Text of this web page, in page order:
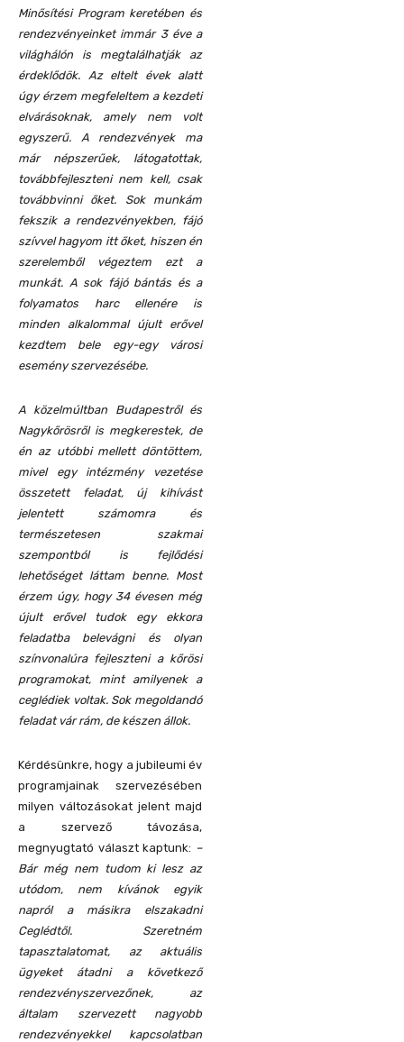
Minősítési Program keretében és
rendezvényeinket immár 3 éve a
világhálón is megtalálhatják az
érdeklődök. Az eltelt évek alatt
úgy érzem megfeleltem a kezdeti
elvárásoknak, amely nem volt
egyszerű. A rendezvények ma
már népszerűek, látogatottak,
továbbfejleszteni nem kell, csak
továbbvinni őket. Sok munkám
fekszik a rendezvényekben, fájó
szívvel hagyom itt őket, hiszen én
szerelemből végeztem ezt a
munkát. A sok fájó bántás és a
folyamatos harc ellenére is
minden alkalommal újult erővel
kezdtem bele egy-egy városi
esemény szervezésébe.
A közelmúltban Budapestről és
Nagykőrösről is megkerestek, de
én az utóbbi mellett döntöttem,
mivel egy intézmény vezetése
összetett feladat, új kihívást
jelentett számomra és
természetesen szakmai
szempontból is fejlődési
lehetőséget láttam benne. Most
érzem úgy, hogy 34 évesen még
újult erővel tudok egy ekkora
feladatba belevágni és olyan
színvonalúra fejleszteni a kőrösi
programokat, mint amilyenek a
ceglédiek voltak. Sok megoldandó
feladat vár rám, de készen állok.
Kérdésünkre, hogy a jubileumi év
programjainak szervezésében
milyen változásokat jelent majd
a szervező távozása,
megnyugtató választ kaptunk: –
Bár még nem tudom ki lesz az
utódom, nem kívánok egyik
napról a másikra elszakadni
Ceglédtől. Szeretném
tapasztalatomat, az aktuális
ügyeket átadni a következő
rendezvényszervezőnek, az
általam szervezett nagyobb
rendezvényekkel kapcsolatban